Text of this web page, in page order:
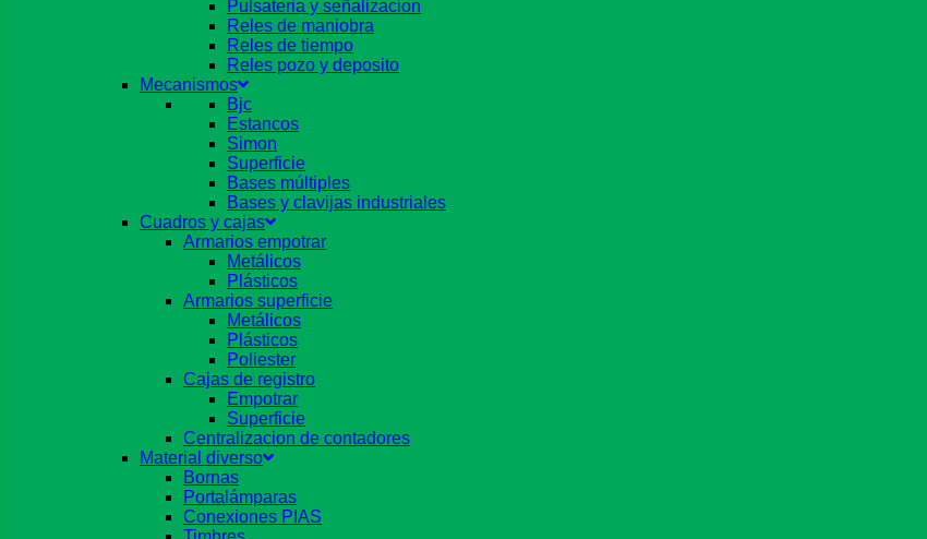
Pulsateria y señalizacion
Reles de maniobra
Reles de tiempo
Reles pozo y deposito
Mecanismos
Bjc
Estancos
Simon
Superficie
Bases múltiples
Bases y clavijas industriales
Cuadros y cajas
Armarios empotrar
Metálicos
Plásticos
Armarios superficie
Metálicos
Plásticos
Poliester
Cajas de registro
Empotrar
Superficie
Centralizacion de contadores
Material diverso
Bornas
Portalámparas
Conexiones PIAS